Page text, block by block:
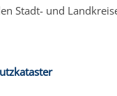
Stadt- und